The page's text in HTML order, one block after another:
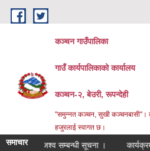
Skip to main content
कञ्चन गाउँपालिका
गाउँ कार्यपालिकाको कार्यालय
कञ्‍चन-२, बेउरी, रूपन्देही
"समुन्‍नत कञ्‍चन, सुखी कञ्‍चनबासी"।
हजुरलाई स्वागत छ।
समाचार
राजश्व सम्बन्धी सूचना । कार्यक्रम प्रस्ताव